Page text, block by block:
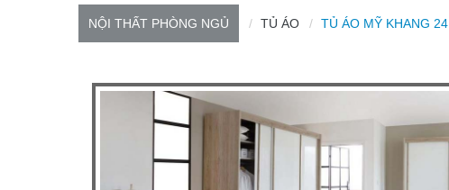
NỘI THẤT PHÒNG NGỦ TỦ ÁO TỦ ÁO MỸ KHANG 24